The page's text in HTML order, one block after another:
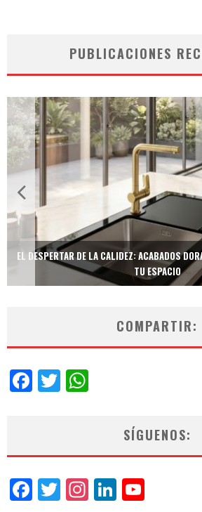
PUBLICACIONES
EL DESPERTAR DE LA CALIDEZ: ACABADOS
TU ESPACIO
COMPARTIR:
Facebook
Twitter
SÍGUENOS:
Facebook
Twitter
Instagram
LinkedIn